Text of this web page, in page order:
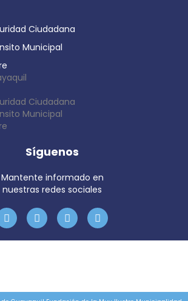
Ciudadana
Municipal
Ciudadana
Municipal
Síguenos
Mantente informado en
nuestras redes sociales